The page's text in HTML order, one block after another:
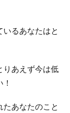
るあなたはと
りあえず今は低
あなたのこと